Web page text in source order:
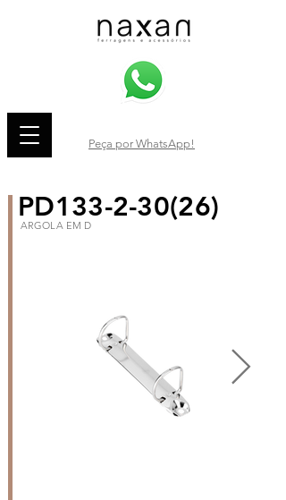
Peça por WhatsApp!
PD133-2-30(26)
ARGOLA EM D